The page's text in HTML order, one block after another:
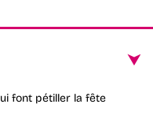
font pétiller la fête